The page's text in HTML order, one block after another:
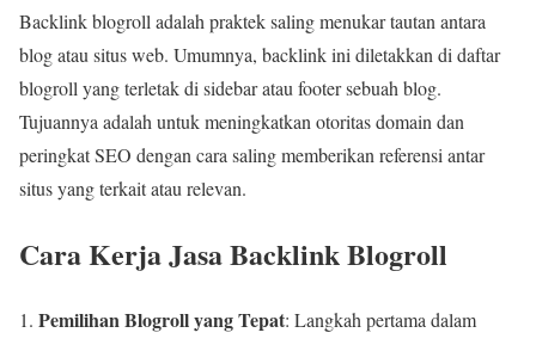
Backlink blogroll adalah praktek saling menukar tautan antara
blog atau situs web. Umumnya, backlink ini diletakkan di daftar
blogroll yang terletak di sidebar atau footer sebuah blog.
Tujuannya adalah untuk meningkatkan otoritas domain dan
peringkat SEO dengan cara saling memberikan referensi antar
situs yang terkait atau relevan.
Cara Kerja Jasa Backlink Blogroll
Pemilihan Blogroll yang Tepat: Langkah pertama dalam